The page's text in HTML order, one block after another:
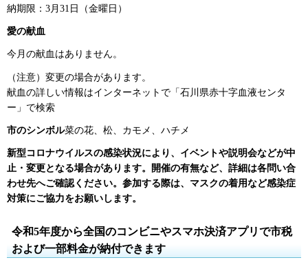
納期限：3月31日（金曜日）
愛の献血
今月の献血はありません。
（注意）変更の場合があります。
献血の詳しい情報はインターネットで「石川県赤十字血液センタ
ー」で検索
市のシンボル菜の花、松、カモメ、ハチメ
新型コロナウイルスの感染状況により、イベントや説明会などが中
止・変更となる場合があります。開催の有無など、詳細は各問い合
わせ先へご確認ください。参加する際は、マスクの着用など感染症
対策にご協力をお願いします。
令和5年度から全国のコンビニやスマホ決済アプリで市税
および一部料金が納付できます